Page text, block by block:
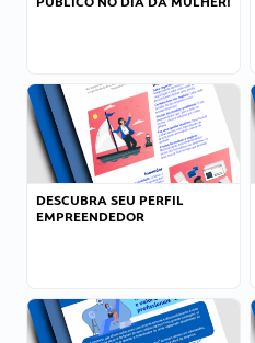
DESCUBRA SEU PERFIL
EMPREENDEDOR